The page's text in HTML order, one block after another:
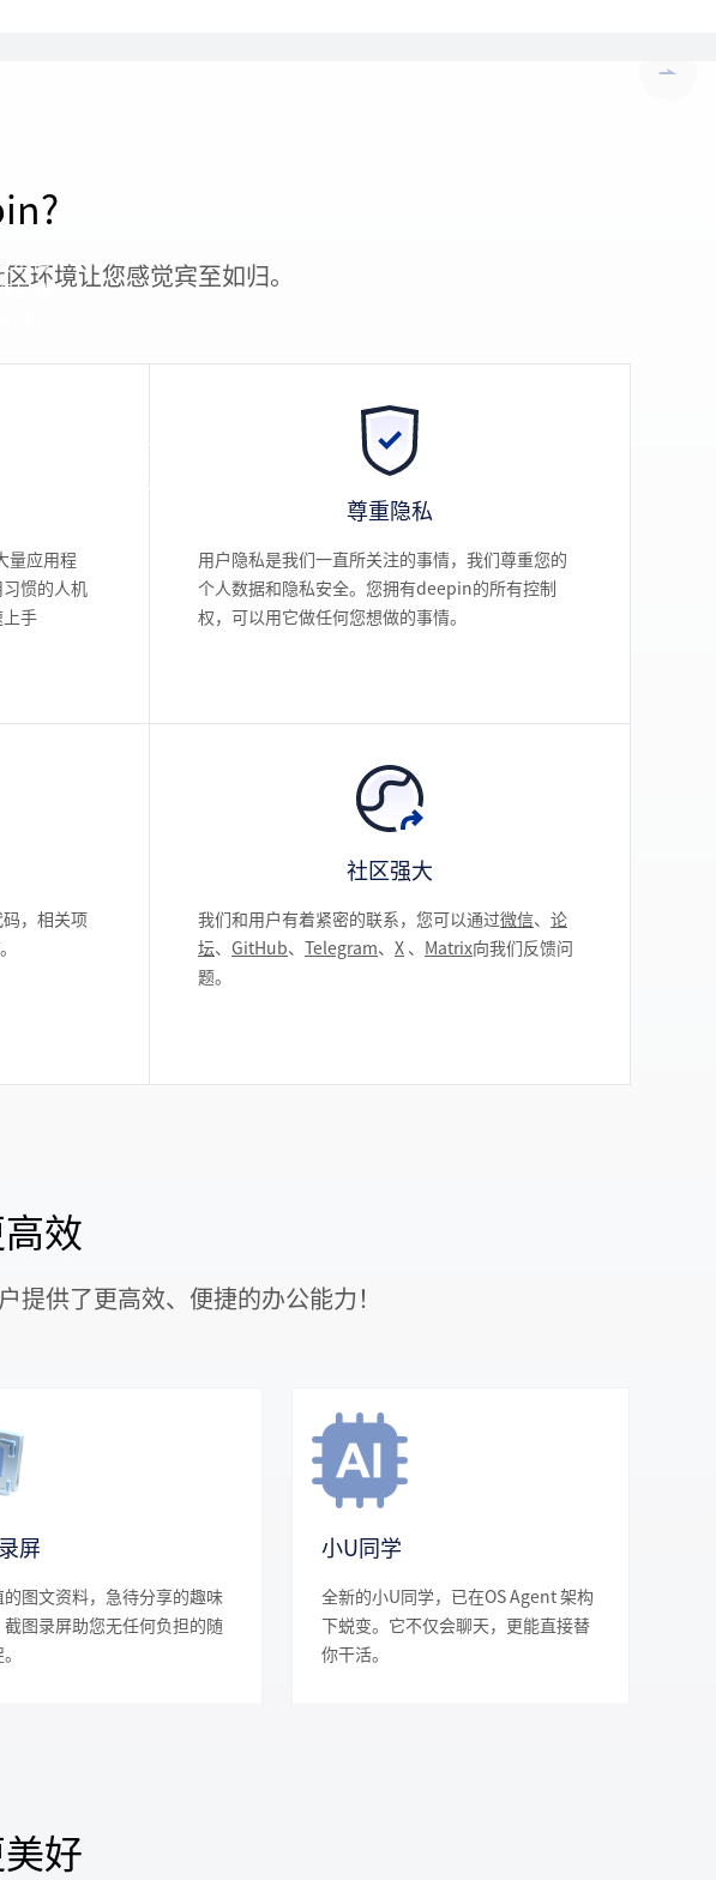
本镜
与搜
环境让您感觉宾至如归。
量应用程
惯的人机
手
尊重隐私
用户隐私是我们一直所关注的事情，我们尊重您的
个人数据和隐私安全。您拥有deepin的所有控制
权，可以用它做任何您想做的事情。
，相关项
社区强大
我们和用户有着紧密的联系，您可以通过微信、 论
坛、 GitHub、 Telegram、 X 、 Matrix向我们反馈问
题。
效
供了更高效、便捷的办公能力！
屏
图文资料，急待分享的趣味
截图录屏助您无任何负担的随
小U同学
全新的小U同学，已在OS Agent 架构
下蜕变。它不仅会聊天，更能直接替
你干活。
好